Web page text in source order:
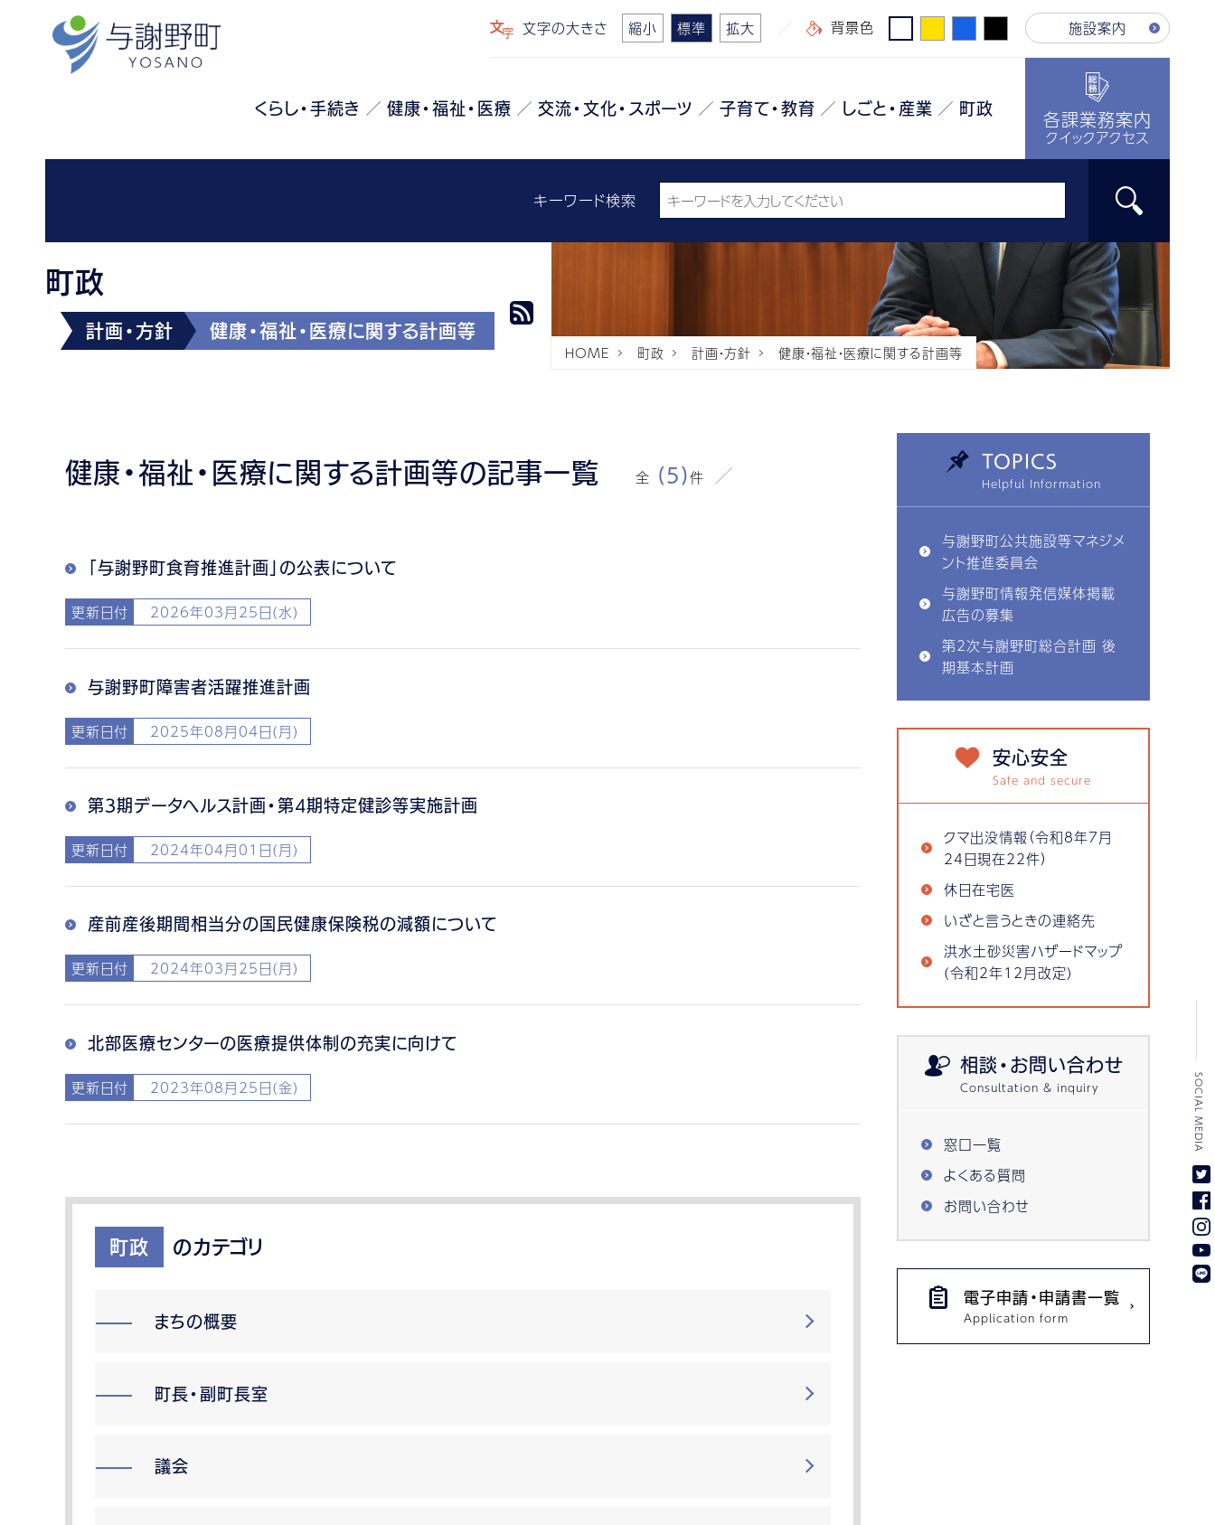
文字の大きさ 縮小 標準 拡大 背景色 施設案内
くらし・手続き 健康・福祉・医療 交流・文化・スポーツ 子育て・教育 しごと・産業 町政 各課業務案内
クイックアクセス
キーワード検索
町政
計画・方針 健康・福祉・医療に関する計画等
HOME 町政 計画・方針 健康・福祉・医療に関する計画等
健康・福祉・医療に関する計画等の記事一覧 全 (5)件
「与謝野町食育推進計画」の公表について
更新日付 2026年03月25日(水)
与謝野町障害者活躍推進計画
更新日付 2025年08月04日(月)
第3期データヘルス計画・第4期特定健診等実施計画
更新日付 2024年04月01日(月)
産前産後期間相当分の国民健康保険税の減額について
更新日付 2024年03月25日(月)
北部医療センターの医療提供体制の充実に向けて
更新日付 2023年08月25日(金)
町政 のカテゴリ
まちの概要
町長・副町長室
議会
TOPICS
与謝野町公共施設等マネジメ
ント推進委員会
与謝野町情報発信媒体掲載
広告の募集
第2次与謝野町総合計画 後
期基本計画
安心安全
クマ出没情報（令和8年7月
24日現在22件）
休日在宅医
いざと言うときの連絡先
洪水土砂災害ハザードマップ
(令和2年12月改定)
相談・お問い合わせ
窓口一覧
よくある質問
お問い合わせ
電子申請・申請書一覧
SOCIAL MEDIA